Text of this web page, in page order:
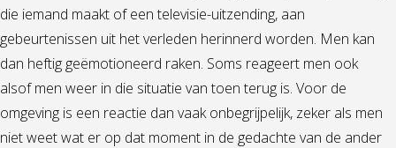
die iemand maakt of een televisie-uitzending, aan
gebeurtenissen uit het verleden herinnerd worden. Men kan
dan heftig geëmotioneerd raken. Soms reageert men ook
alsof men weer in die situatie van toen terug is. Voor de
omgeving is een reactie dan vaak onbegrijpelijk, zeker als men
niet weet wat er op dat moment in de gedachte van de ander